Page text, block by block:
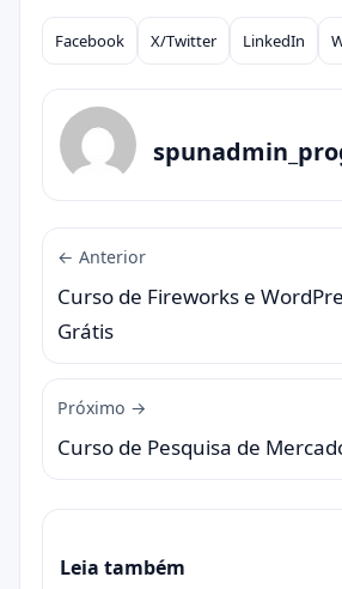
Compartilhar
Facebook X/Twitter LinkedIn
← Anterior
Curso de Fireworks e
Grátis
Próximo →
Curso de Pesquisa de
Leia também